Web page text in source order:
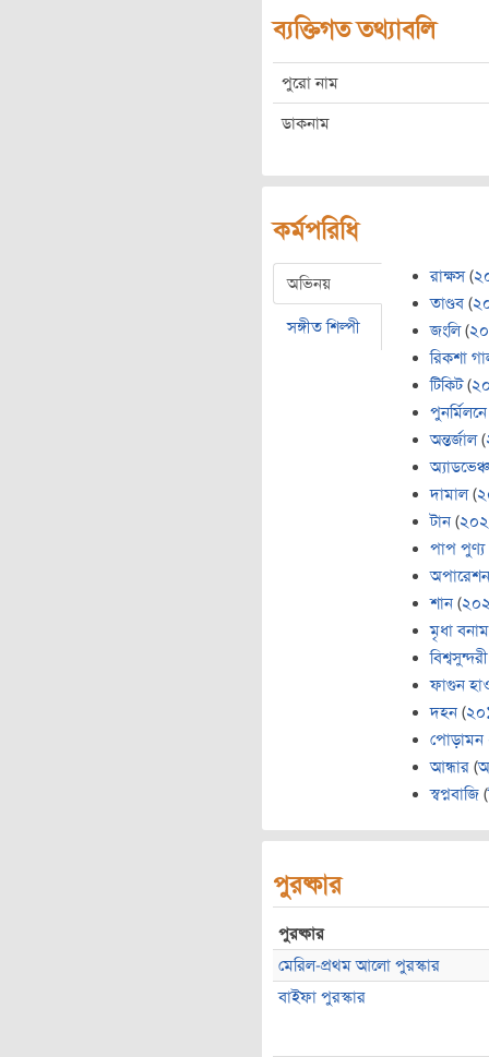
ব্যক্তিগত তথ্যাবলি
পুরো নাম
ডাকনাম
কর্মপরিধি
অভিনয়
সঙ্গীত শিল্পী
রাক্ষস(
তাণ্ডব (
জংলি(
রিকশা
টিকিট(
পুনর্মিলনে
অন্তর্জাল(
দামাল(
টান (
পাপ পুণ্য
শান (
মৃধা
বিশ্বসুন্দরী
ফাগুন
দহন (
পোড়ামন
আন্ধার (
স্বপ্নবাজি (
পুরষ্কার
পুরষ্কার
মেরিল-প্রথম আলো পুরস্কার
বাইফা পুরস্কার